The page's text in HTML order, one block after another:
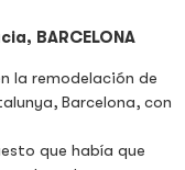
BARCELONA
la remodelación de
Barcelona, con
que había que